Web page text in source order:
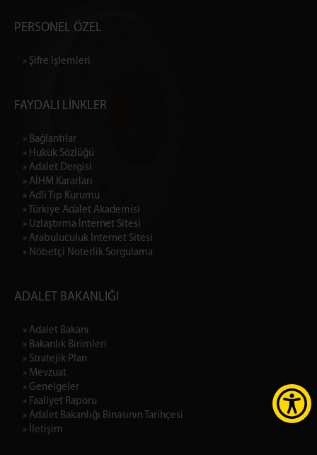
PERSONEL ÖZEL
» Şifre İşlemleri
FAYDALI LİNKLER
» Bağlantılar
» Hukuk Sözlüğü
» Adalet Dergisi
» AİHM Kararları
» Adli Tıp Kurumu
» Türkiye Adalet Akademisi
» Uzlaştırma İnternet Sitesi
» Arabuluculuk İnternet Sitesi
» Nöbetçi Noterlik Sorgulama
ADALET BAKANLIĞI
» Adalet Bakanı
» Bakanlık Birimleri
» Stratejik Plan
» Mevzuat
» Genelgeler
» Faaliyet Raporu
» Adalet Bakanlığı Binasının Tarihçesi
» İletişim